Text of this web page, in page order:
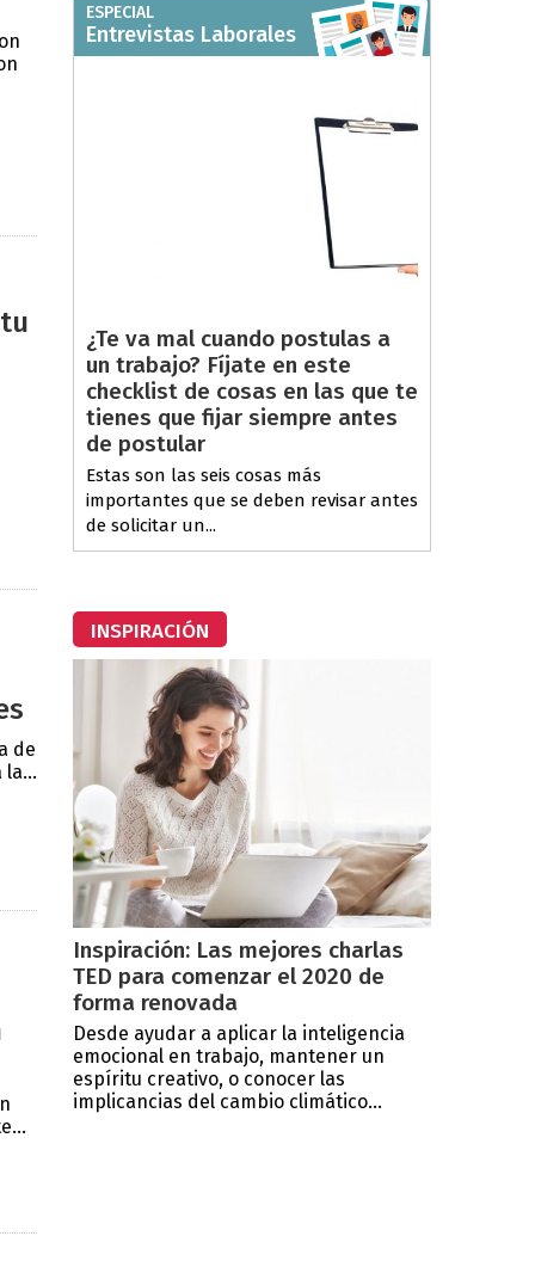
de
ESPECIAL
Entrevistas Laborales
¿Te va mal cuando postulas a
un trabajo? Fíjate en este
checklist de cosas en las que te
tienes que fijar siempre antes
de postular
Estas son las seis cosas más
importantes que se deben revisar antes
de solicitar un...
INSPIRACIÓN
Inspiración: Las mejores charlas
TED para comenzar el 2020 de
forma renovada
Desde ayudar a aplicar la inteligencia
emocional en trabajo, mantener un
espíritu creativo, o conocer las
implicancias del cambio climático...